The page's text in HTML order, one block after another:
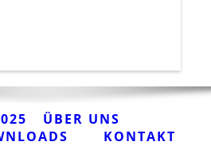
ÜBER UNS
KONTAKT